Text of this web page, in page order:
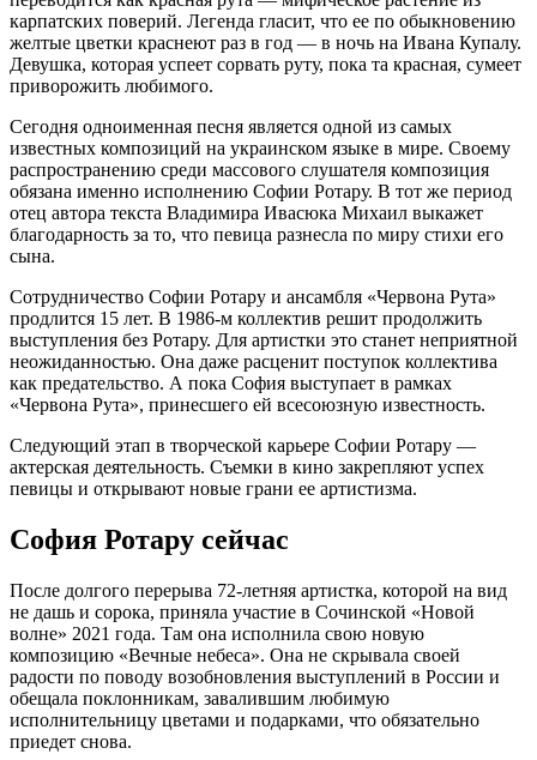
карпатских поверий. Легенда гласит, что ее по обыкновению
желтые цветки краснеют раз в год — в ночь на Ивана Купалу.
Девушка, которая успеет сорвать руту, пока та красная, сумеет
приворожить любимого.
Сегодня одноименная песня является одной из самых
известных композиций на украинском языке в мире. Своему
распространению среди массового слушателя композиция
обязана именно исполнению Софии Ротару. В тот же период
отец автора текста Владимира Ивасюка Михаил выкажет
благодарность за то, что певица разнесла по миру стихи его
сына.
Сотрудничество Софии Ротару и ансамбля «Червона Рута»
продлится 15 лет. В 1986-м коллектив решит продолжить
выступления без Ротару. Для артистки это станет неприятной
неожиданностью. Она даже расценит поступок коллектива
как предательство. А пока София выступает в рамках
«Червона Рута», принесшего ей всесоюзную известность.
Следующий этап в творческой карьере Софии Ротару —
актерская деятельность. Съемки в кино закрепляют успех
певицы и открывают новые грани ее артистизма.
София Ротару сейчас
После долгого перерыва 72-летняя артистка, которой на вид
не дашь и сорока, приняла участие в Сочинской «Новой
волне» 2021 года. Там она исполнила свою новую
композицию «Вечные небеса». Она не скрывала своей
радости по поводу возобновления выступлений в России и
обещала поклонникам, завалившим любимую
исполнительницу цветами и подарками, что обязательно
приедет снова.